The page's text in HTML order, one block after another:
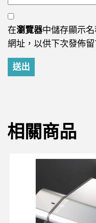
在瀏覽器中儲存顯示
網址，以供下次發佈留
相關商品